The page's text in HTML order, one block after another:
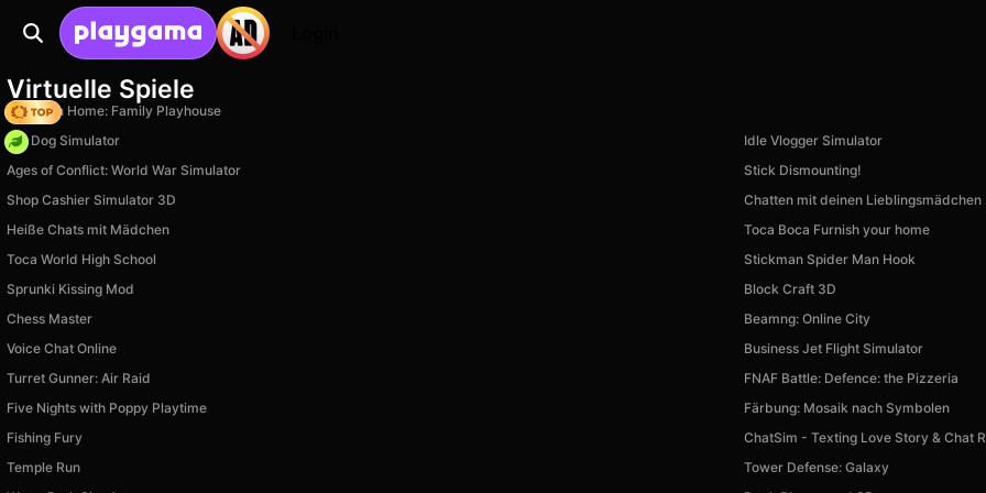
Virtuelle Spiele
My Town Home: Family Playhouse
Pet Dog Simulator
Idle Vlogger Simulator
Ages of Conflict: World War Simulator
Stick Dismounting!
Shop Cashier Simulator 3D
Chatten mit deinen Lieblingsmädchen
Heiße Chats mit Mädchen
Toca Boca Furnish your home
Toca World High School
Stickman Spider Man Hook
Sprunki Kissing Mod
Block Craft 3D
Chess Master
Beamng: Online City
Voice Chat Online
Business Jet Flight Simulator
Turret Gunner: Air Raid
FNAF Battle: Defence: the Pizzeria
Five Nights with Poppy Playtime
Färbung: Mosaik nach Symbolen
Fishing Fury
ChatSim - Texting Love Story & Chat
Temple Run
Tower Defense: Galaxy